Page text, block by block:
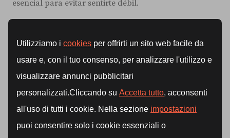
esencial para evitar sentirte débil.
Ejemplo:unplátano con un poco de crema de
cacahuate, o un batido de proteínas con avena;
Consejo extra:Si prefieres entrenar en ayunas,
asegúrate de consumir un desayuno nutritivo
inmediatamente después del entrenamiento.